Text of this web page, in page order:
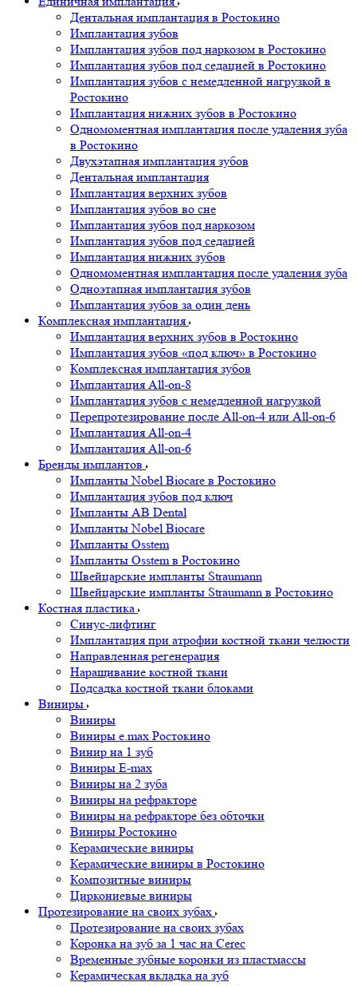
Дентальная имплантация в Ростокино
Имплантация зубов
Имплантация зубов под наркозом в Ростокино
Имплантация зубов под седацией в Ростокино
Имплантация зубов с немедленной нагрузкой в
Ростокино
Имплантация нижних зубов в Ростокино
Одномоментная имплантация после удаления зуба
в Ростокино
Двухэтапная имплантация зубов
Дентальная имплантация
Имплантация верхних зубов
Имплантация зубов во сне
Имплантация зубов под наркозом
Имплантация зубов под седацией
Имплантация нижних зубов
Одномоментная имплантация после удаления зуба
Одноэтапная имплантация зубов
Имплантация зубов за один день
Комплексная имплантация
Имплантация верхних зубов в Ростокино
Имплантация зубов «под ключ» в Ростокино
Комплексная имплантация зубов
Имплантация All-on-8
Имплантация зубов с немедленной нагрузкой
Перепротезирование после All-on-4 или All-on-6
Имплантация All-on-4
Имплантация All-on-6
Бренды имплантов
Импланты Nobel Biocare в Ростокино
Имплантация зубов под ключ
Импланты AB Dental
Импланты Nobel Biocare
Импланты Osstem
Импланты Osstem в Ростокино
Швейцарские импланты Straumann
Швейцарские импланты Straumann в Ростокино
Костная пластика
Cинус-лифтинг
Имплантация при атрофии костной ткани челюсти
Направленная регенерация
Наращивание костной ткани
Подсадка костной ткани блоками
Виниры
Виниры
Виниры e.max Ростокино
Винир на 1 зуб
Виниры E-max
Виниры на 2 зуба
Виниры на рефракторе
Виниры на рефракторе без обточки
Виниры Ростокино
Керамические виниры
Керамические виниры в Ростокино
Композитные виниры
Циркониевые виниры
Протезирование на своих зубах
Протезирование на своих зубах
Коронка на зуб за 1 час на Cerec
Временные зубные коронки из пластмассы
Керамическая вкладка на зуб